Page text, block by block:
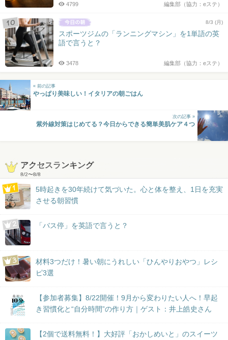
編集部（協力：eステ）
4799
8/3 (月)
スポーツジムの「ランニングマシン」を1単語の英
語で言うと？
編集部（協力：eステ）
3478
« 前の記事
やっぱり美味しい！イタリアの朝ごはん
次の記事 »
紫外線対策はじめてる？今日からできる簡単美肌ケア４つ
アクセスランキング
8/2〜8/8
5時起きを30年続けて気づいた。心と体を整え、1日を充実
させる朝習慣
「バス停」を英語で言うと？
材料3つだけ！暑い朝にうれしい「ひんやりおやつ」レシ
ピ3選
【参加者募集】8/22開催！9月から変わりたい人へ！早起
き習慣化と“自分時間”の作り方｜ゲスト：井上皓史さん
【2個で送料無料！】大好評「おかしめいと」のスイーツ